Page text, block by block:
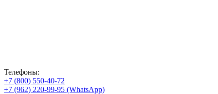
Телефоны:
+7 (800) 550-40-72
+7 (962) 220-99-95 (WhatsApp)